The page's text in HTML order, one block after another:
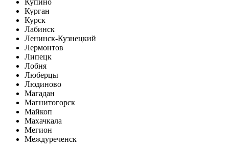
Курган
Курск
Лабинск
Ленинск-Кузнецкий
Лермонтов
Липецк
Лобня
Люберцы
Людиново
Магадан
Магнитогорск
Майкоп
Махачкала
Мегион
Междуреченск